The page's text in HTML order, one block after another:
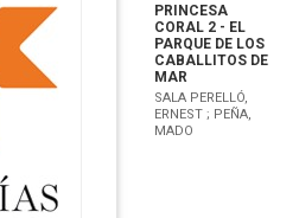
PRINCESA
CORAL 2 - EL
PARQUE DE LOS
CABALLITOS DE
MAR
SALA PERELLÓ,
ERNEST ; PEÑA,
MADO